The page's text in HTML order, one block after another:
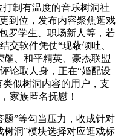
制有温度的音乐树洞社
到位，发布内容聚焦逛戏
罗学生、职场新人等，若
交软件凭仗“现蔽倾吐、
耀、和平精英、豪杰联盟
论取人身，正在“婚配设
类似树洞内容的用户，支
家族匿名抚慰！
”等勾当压力，收成针对
洞”模块选择对应逛戏标